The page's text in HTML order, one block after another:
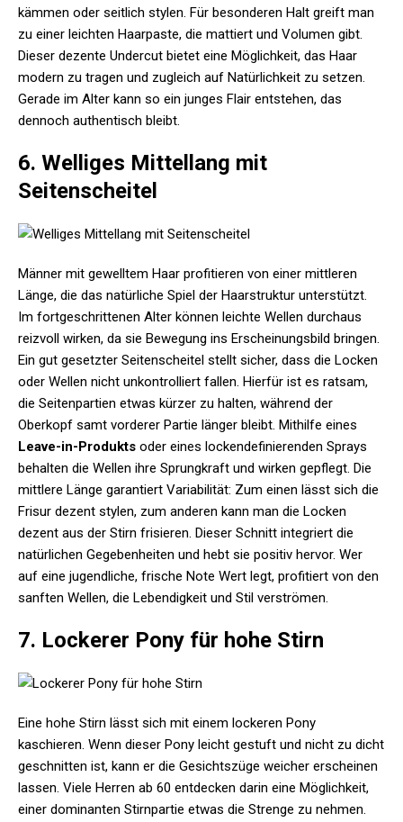
kämmen oder seitlich stylen. Für besonderen Halt greift man
zu einer leichten Haarpaste, die mattiert und Volumen gibt.
Dieser dezente Undercut bietet eine Möglichkeit, das Haar
modern zu tragen und zugleich auf Natürlichkeit zu setzen.
Gerade im Alter kann so ein junges Flair entstehen, das
dennoch authentisch bleibt.
6. Welliges Mittellang mit
Seitenscheitel
Männer mit gewelltem Haar profitieren von einer mittleren
Länge, die das natürliche Spiel der Haarstruktur unterstützt.
Im fortgeschrittenen Alter können leichte Wellen durchaus
reizvoll wirken, da sie Bewegung ins Erscheinungsbild bringen.
Ein gut gesetzter Seitenscheitel stellt sicher, dass die Locken
oder Wellen nicht unkontrolliert fallen. Hierfür ist es ratsam,
die Seitenpartien etwas kürzer zu halten, während der
Oberkopf samt vorderer Partie länger bleibt. Mithilfe eines
Leave-in-Produkts oder eines lockendefinierenden Sprays
behalten die Wellen ihre Sprungkraft und wirken gepflegt. Die
mittlere Länge garantiert Variabilität: Zum einen lässt sich die
Frisur dezent stylen, zum anderen kann man die Locken
dezent aus der Stirn frisieren. Dieser Schnitt integriert die
natürlichen Gegebenheiten und hebt sie positiv hervor. Wer
auf eine jugendliche, frische Note Wert legt, profitiert von den
sanften Wellen, die Lebendigkeit und Stil verströmen.
7. Lockerer Pony für hohe Stirn
Eine hohe Stirn lässt sich mit einem lockeren Pony
kaschieren. Wenn dieser Pony leicht gestuft und nicht zu dicht
geschnitten ist, kann er die Gesichtszüge weicher erscheinen
lassen. Viele Herren ab 60 entdecken darin eine Möglichkeit,
einer dominanten Stirnpartie etwas die Strenge zu nehmen.